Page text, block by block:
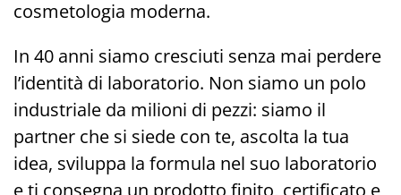
cosmetologia moderna.
In 40 anni siamo cresciuti senza mai perdere
l’identità di laboratorio. Non siamo un polo
industriale da milioni di pezzi: siamo il
partner che si siede con te, ascolta la tua
idea, sviluppa la formula nel suo laboratorio
e ti consegna un prodotto finito, certificato e